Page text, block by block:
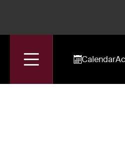
Calendar
Accueil Relais et Groupes Du